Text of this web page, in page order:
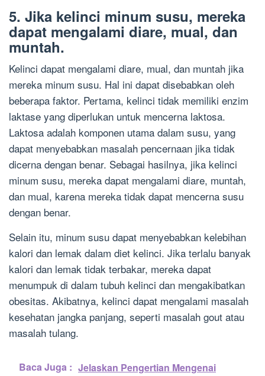
5. Jika kelinci minum susu, mereka
dapat mengalami diare, mual, dan
muntah.
Kelinci dapat mengalami diare, mual, dan muntah jika
mereka minum susu. Hal ini dapat disebabkan oleh
beberapa faktor. Pertama, kelinci tidak memiliki enzim
laktase yang diperlukan untuk mencerna laktosa.
Laktosa adalah komponen utama dalam susu, yang
dapat menyebabkan masalah pencernaan jika tidak
dicerna dengan benar. Sebagai hasilnya, jika kelinci
minum susu, mereka dapat mengalami diare, muntah,
dan mual, karena mereka tidak dapat mencerna susu
dengan benar.
Selain itu, minum susu dapat menyebabkan kelebihan
kalori dan lemak dalam diet kelinci. Jika terlalu banyak
kalori dan lemak tidak terbakar, mereka dapat
menumpuk di dalam tubuh kelinci dan mengakibatkan
obesitas. Akibatnya, kelinci dapat mengalami masalah
kesehatan jangka panjang, seperti masalah gout atau
masalah tulang.
Baca Juga : Jelaskan Pengertian Mengenai